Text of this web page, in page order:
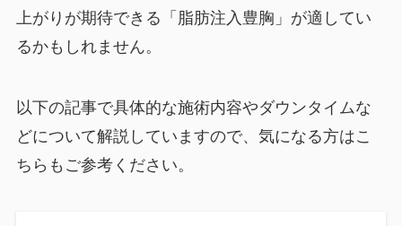
上がりが期待できる「脂肪注入豊胸」が適してい
るかもしれません。
以下の記事で具体的な施術内容やダウンタイムな
どについて解説していますので、気になる方はこ
ちらもご参考ください。